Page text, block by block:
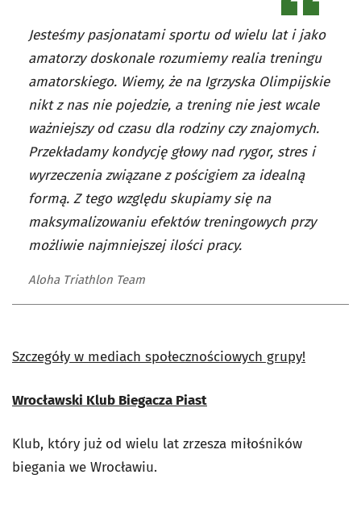
Jesteśmy pasjonatami sportu od wielu lat i jako
amatorzy doskonale rozumiemy realia treningu
amatorskiego. Wiemy, że na Igrzyska Olimpijskie
nikt z nas nie pojedzie, a trening nie jest wcale
ważniejszy od czasu dla rodziny czy znajomych.
Przekładamy kondycję głowy nad rygor, stres i
wyrzeczenia związane z pościgiem za idealną
formą. Z tego względu skupiamy się na
maksymalizowaniu efektów treningowych przy
możliwie najmniejszej ilości pracy.
Aloha Triathlon Team
Szczegóły w mediach społecznościowych grupy!
Wrocławski Klub Biegacza Piast
Klub, który już od wielu lat zrzesza miłośników
biegania we Wrocławiu.